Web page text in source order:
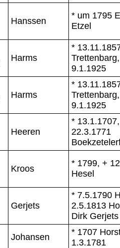
Hanssen
* um 1795
Etzel
Harms
*
9.1.1925
Harms
*
9.1.1925
Heeren
*
22.3.1771
Kroos
* 1799, +
Hesel
Gerjets
* 7.5.1790
2.5.1813
Dirk Gerjets
Johansen
* 1707
1.3.1781